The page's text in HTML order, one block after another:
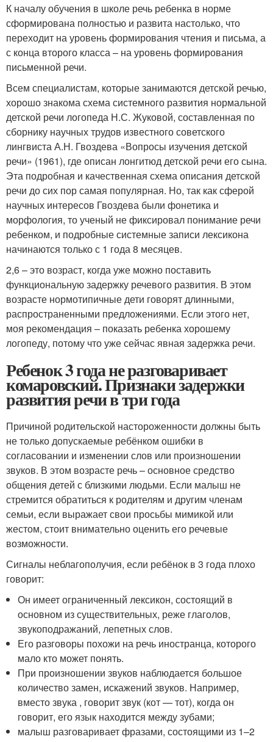
К началу обучения в школе речь ребенка в норме
сформирована полностью и развита настолько, что
переходит на уровень формирования чтения и письма, а
с конца второго класса – на уровень формирования
письменной речи.
Всем специалистам, которые занимаются детской речью,
хорошо знакома схема системного развития нормальной
детской речи логопеда Н.С. Жуковой, составленная по
сборнику научных трудов известного советского
лингвиста А.Н. Гвоздева «Вопросы изучения детской
речи» (1961), где описан лонгитюд детской речи его сына.
Эта подробная и качественная схема описания детской
речи до сих пор самая популярная. Но, так как сферой
научных интересов Гвоздева были фонетика и
морфология, то ученый не фиксировал понимание речи
ребенком, и подробные системные записи лексикона
начинаются только с 1 года 8 месяцев.
2,6 – это возраст, когда уже можно поставить
функциональную задержку речевого развития. В этом
возрасте нормотипичные дети говорят длинными,
распространенными предложениями. Если этого нет,
моя рекомендация – показать ребенка хорошему
логопеду, потому что уже сейчас явная задержка речи.
Ребенок 3 года не разговаривает
комаровский. Признаки задержки
развития речи в три года
Причиной родительской настороженности должны быть
не только допускаемые ребёнком ошибки в
согласовании и изменении слов или произношении
звуков. В этом возрасте речь – основное средство
общения детей с близкими людьми. Если малыш не
стремится обратиться к родителям и другим членам
семьи, если выражает свои просьбы мимикой или
жестом, стоит внимательно оценить его речевые
возможности.
Сигналы неблагополучия, если ребёнок в 3 года плохо
говорит:
Он имеет ограниченный лексикон, состоящий в
основном из существительных, реже глаголов,
звукоподражаний, лепетных слов.
Его разговоры похожи на речь иностранца, которого
мало кто может понять.
При произношении звуков наблюдается большое
количество замен, искажений звуков. Например,
вместо звука , говорит звук (кот — тот), когда он
говорит, его язык находится между зубами;
малыш разговаривает фразами, состоящими из 1–2